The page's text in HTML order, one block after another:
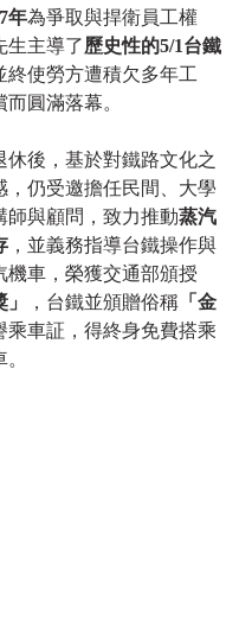
年為爭取與捍衛員工權
生主導了歷史性的5/1台鐵
終使勞方遭積欠多年工
圓滿落幕。
休後，基於對鐵路文化之
，仍受邀擔任民間、大學
師與顧問，致力推動蒸汽
，並義務指導台鐵操作與
機車，榮獲交通部頒授
，台鐵並頒贈俗稱 「金
乘車証，得終身免費搭乘